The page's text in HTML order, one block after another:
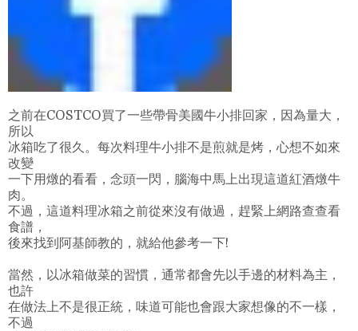
之前在COSTCO買了一些帶骨美國牛小排回家，因為量大，
所以
冰箱吃了很久。每次料理牛小排不是煎就是烤，心想不如來
改變
一下用燉的看看，念頭一閃，腦海中馬上出現這道紅酒燉牛
肉。
不過，這道料理冰箱之前從來沒有做過，趕緊上網路查查看
食譜，
後來找到阿基師教的，就給他參考一下!
當然，以冰箱做菜的習慣，通常都會先以手邊的材料為主，
也許
在做法上不是很正統，味道可能也會跟大家想像的不一樣，
不過